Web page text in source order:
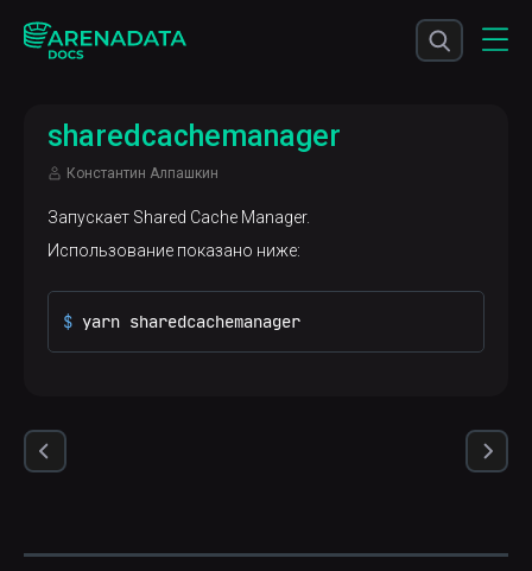
sharedcachemanager
Константин Алпашкин
Запускает Shared Cache Manager.
Использование показано ниже:
$ yarn sharedcachemanager